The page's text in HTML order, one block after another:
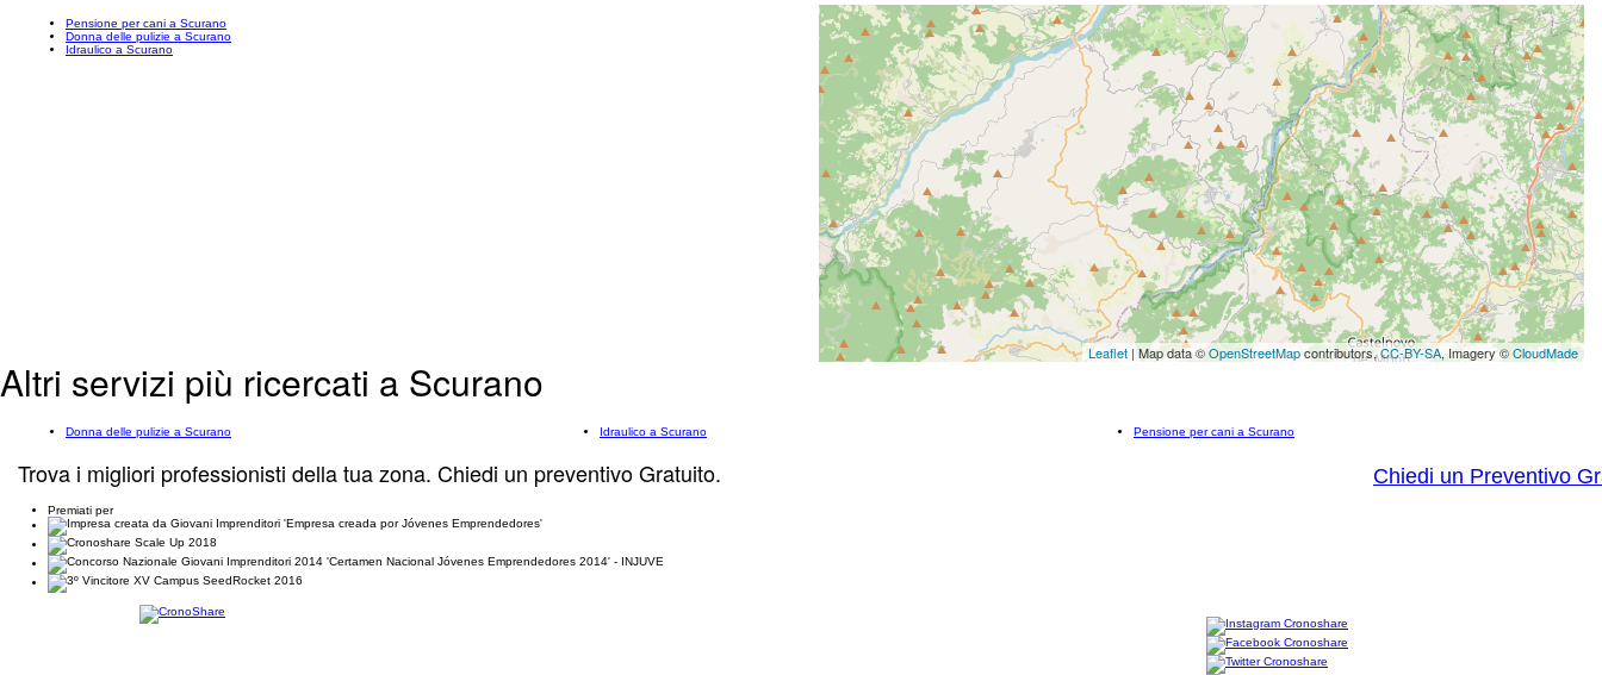
Pensione per cani a Scurano
Donna delle pulizie a Scurano
Idraulico a Scurano
Leaflet | Map data ©OpenStreetMapcontributors,CC-BY-SA, Imagery ©CloudMade
Altri servizi più ricercati a Scurano
Donna delle pulizie a Scurano Idraulico a Scurano Pensione per cani a Scurano
Trova i migliori professionisti della tua zona. Chiedi un preventivo Gratuito. Chiedi un Preventivo
Premiati per